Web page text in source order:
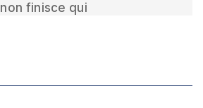
non finisce qui